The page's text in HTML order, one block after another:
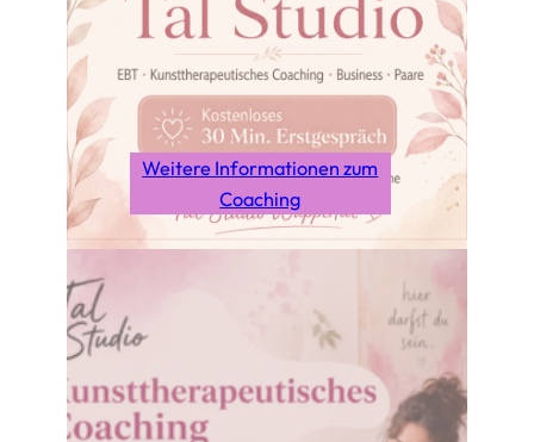
Weitere Informationen zum
Coaching